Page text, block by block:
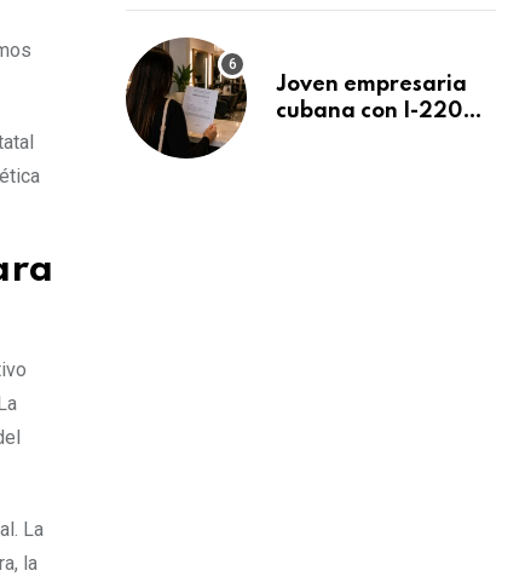
La
la
después de 15 años
Joven empresaria
cubana con I-220A